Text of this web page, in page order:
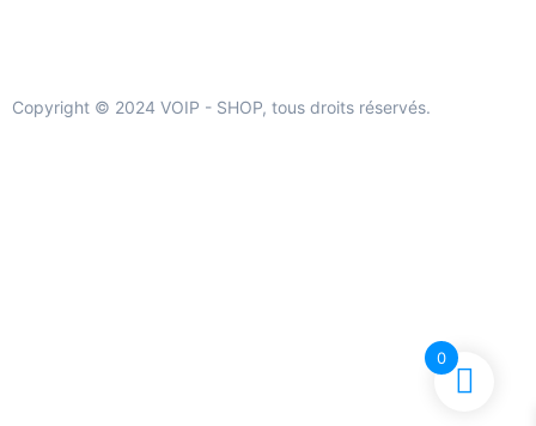
Copyright © 2024 VOIP - SHOP, tous droits réservés.
0